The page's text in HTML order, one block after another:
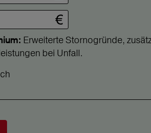
Erweiterte Stornogründe,
bei Unfall.